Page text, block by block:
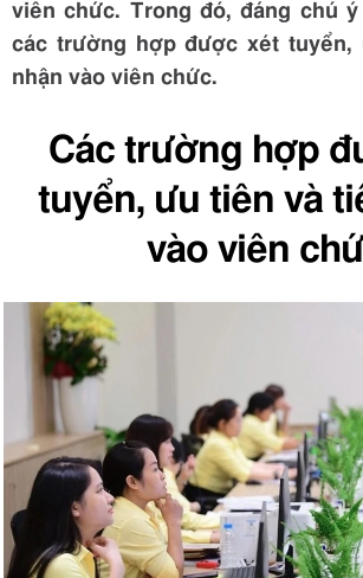
viên chức. Trong đó, đáng chú
các trường hợp được xét tuyển,
nhận vào viên chức.
Các trường hợp
tuyển, ưu tiên và
vào viên